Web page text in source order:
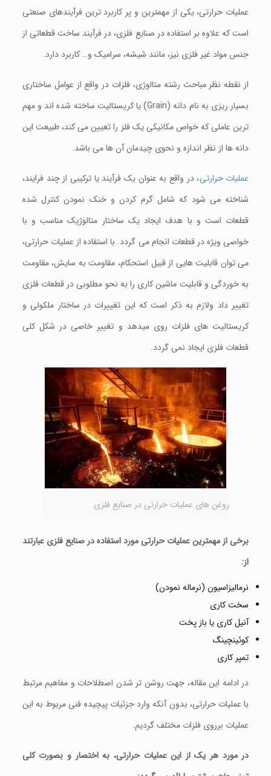
عملیات حرارتی، یکی از مهمترین و پر کاربرد ترین فرآیندهای صنعتی
است که علاوه بر استفاده در صنایع فلزی، در فرآیند ساخت قطعاتی از
جنس مواد غیر فلزی نیز، مانند شیشه، سرامیک و… کاربرد دارد.
از نقطه نظر مباحث رشته متالوژی، فلزات در واقع از عوامل ساختاری
بسیار ریزی به نام دانه (Grain) یا کریستالیت ساخته شده اند و مهم
ترین عاملی که خواص مکانیکی یک فلز را تعیین می کند، طبیعت این
دانه ها از نظر اندازه و نحوی چیدمان آن ها می باشد.
عملیات حرارتی، در واقع به عنوان یک فرآیند یا ترکیبی از چند فرایند،
شناخته می شود که شامل گرم کردن و خنک نمودن کنترل شده
قطعات است و با هدف ایجاد یک ساختار متالوژیک مناسب و با
خواصی ویژه در قطعات انجام می گردد. با استفاده از عملیات حرارتی،
می توان قابلیت هایی از قبیل استحکام، مقاومت به سایش، مقاومت
به خوردگی و قابلیت ماشین کاری را به نحو مطلوبی در قطعات فلزی
تغییر داد ولازم به ذکر است که این تغییرات در ساختار ملکولی و
کریستالیت های فلزات روی میدهد و تغییر خاصی در شکل کلی
قطعات فلزی ایجاد نمی گردد.
روغن های عملیات حرارتی در صنایع فلزی
برخی از مهمترین عملیات حرارتی مورد استفاده در صنایع فلزی عبارتند
از:
نرمالیزاسیون (نرماله نمودن)
سخت کاری
آنیل کاری یا باز پخت
کوئینچینگ
تمپر کاری
در ادامه این مقاله، جهت روشن تر شدن اصطلاحات و مفاهیم مرتبط
با عملیات حرارتی، بدون آنکه وارد جزئیات پیچیده فنی مربوط به این
عملیات برروی فلزات مختلف گردیم.
در مورد هر یک از این عملیات حرارتی، به اختصار و بصورت کلی